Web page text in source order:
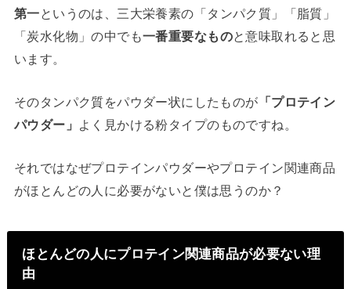
第一というのは、三大栄養素の「タンパク質」「脂質」
「炭水化物」の中でも一番重要なものと意味取れると思
います。
そのタンパク質をパウダー状にしたものが 「プロテイン
パウダー」
よく見かける粉タイプのものですね。
それではなぜプロテインパウダーやプロテイン関連商品
がほとんどの人に必要がないと僕は思うのか？
ほとんどの人にプロテイン関連商品が必要ない理
由